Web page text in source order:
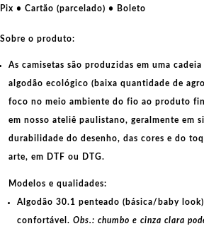
Grow
To
Zionists
quantidade
Pix • Cartão (parcelado) • Boleto
Sobre o produto:
As camisetas são produzidas em uma
algodão ecológico (baixa quantidade de
foco no meio ambiente do fio ao produto
em nosso ateliê paulistano, geralmente em
durabilidade do desenho, das cores e do
arte, em DTF ou DTG.
Modelos e qualidades:
Algodão 30.1 penteado (básica/baby
confortável. Obs.: chumbo e cinza clara